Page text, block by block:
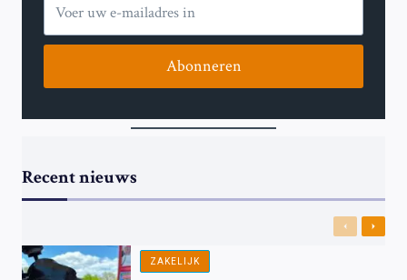
Abonneren
Recent nieuws
Previous
Next
ZAKELIJK